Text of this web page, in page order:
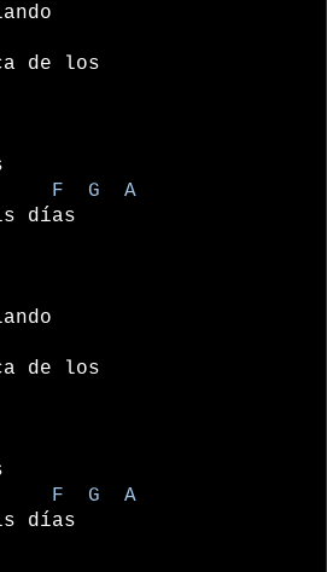
de los
F G A
días
de los
F G A
días